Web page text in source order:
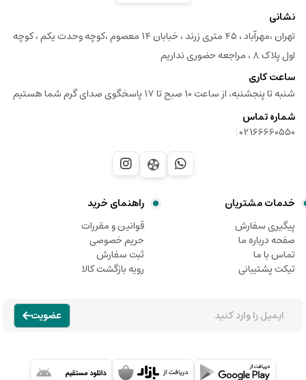
نشانی
تهران ،مهرآباد ، ۴۵ متری زرند ، خبابان ۱۴ معصوم ،کوچه وحدت یکم ، کوچه
اول پلاک ۸ ، مراجعه حضوری نداریم
ساعت کاری
شنبه تا پنجشنبه، از ساعت 10 صبح تا 17 پاسخگوی صدای گرم شما هستیم
شماره تماس
02166660550
|
خدمات مشتریان
پیگیری سفارش
صفحه درباره ما
تماس با ما
تیکت پشتیبانی
راهنمای خرید
قوانین و مقررات
حریم خصوصی
ثبت سفارش
رویه بازگشت کالا
عضویت